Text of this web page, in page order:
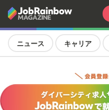
ニュース キャリア